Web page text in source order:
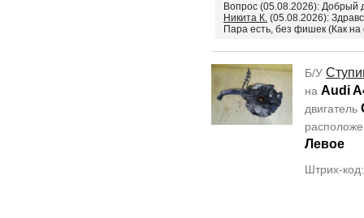
Вопрос (05.08.2026): Добрый
Никита К. (05.08.2026):
Пара есть, без фишек (Как
Б/У
на Audi
двигатель
Левое
Штрих-